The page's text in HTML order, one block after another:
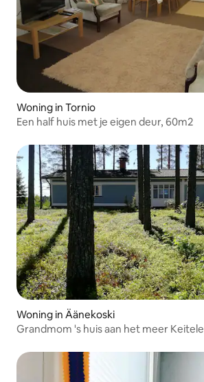
Woning in Tornio
Een half huis met je eigen deur, 60m2
Woning in Äänekoski
Grandmom 's huis aan het meer Keitele